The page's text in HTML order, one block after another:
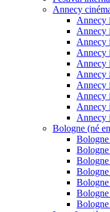
Annecy
Annecy
Annecy
Annecy
Annecy
Annecy
Annecy
Annecy
Annecy
Annecy
Annecy
Bologne (né